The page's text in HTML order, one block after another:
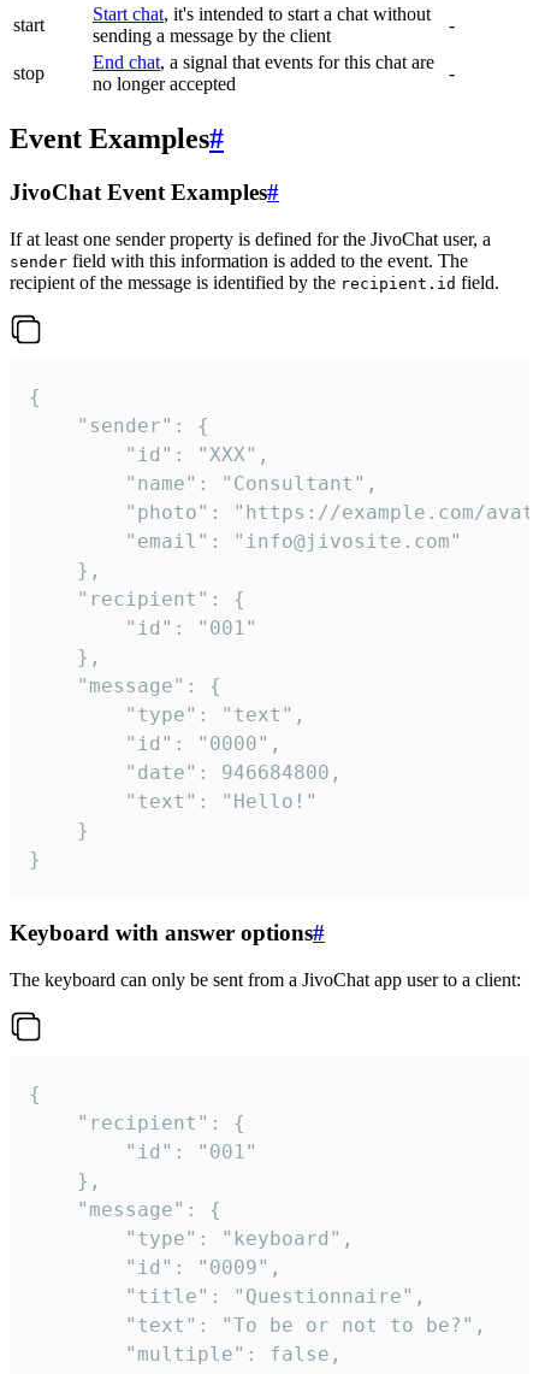
start
Start chat, it's intended to start a chat without
sending a message by the client
-
stop
End chat, a signal that events for this chat are
no longer accepted
-
Event Examples#
JivoChat Event Examples#
If at least one sender property is defined for the JivoChat user, a
sender field with this information is added to the event. The
recipient of the message is identified by the recipient.id field.
{
}
Keyboard with answer options#
The keyboard can only be sent from a JivoChat app user to a client:
{